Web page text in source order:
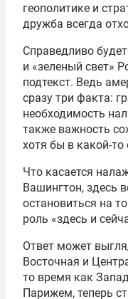
геополитике и
дружба всегда
Справедливо
и «зеленый свет»
подтекст. Ведь
сразу три факта:
необходимость
также важность
хотя бы в какой-то
Что касается
Вашингтон, здесь
остановиться на
роль «здесь и
Ответ может
Восточная и
то время как
Парижем, теперь